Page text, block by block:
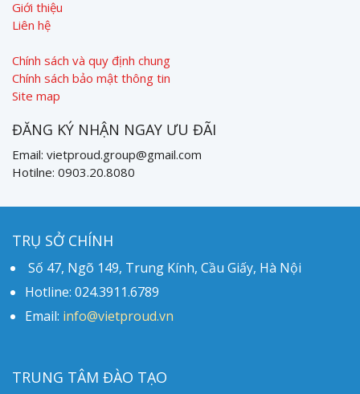
Giới thiệu
Liên hệ
Chính sách và quy định chung
Chính sách bảo mật thông tin
Site map
ĐĂNG KÝ NHẬN NGAY ƯU ĐÃI
Email: vietproud.group@gmail.com
Hotilne: 0903.20.8080
TRỤ SỞ CHÍNH
Số 47, Ngõ 149, Trung Kính, Cầu Giấy, Hà Nội
Hotline: 024.3911.6789
Email: info@vietproud.vn
TRUNG TÂM ĐÀO TẠO